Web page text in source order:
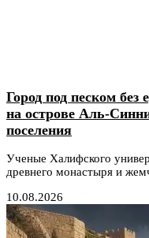
Город под песком
на острове Аль-
поселения
Ученые Халифского
древнего монастыря и
10.08.2026